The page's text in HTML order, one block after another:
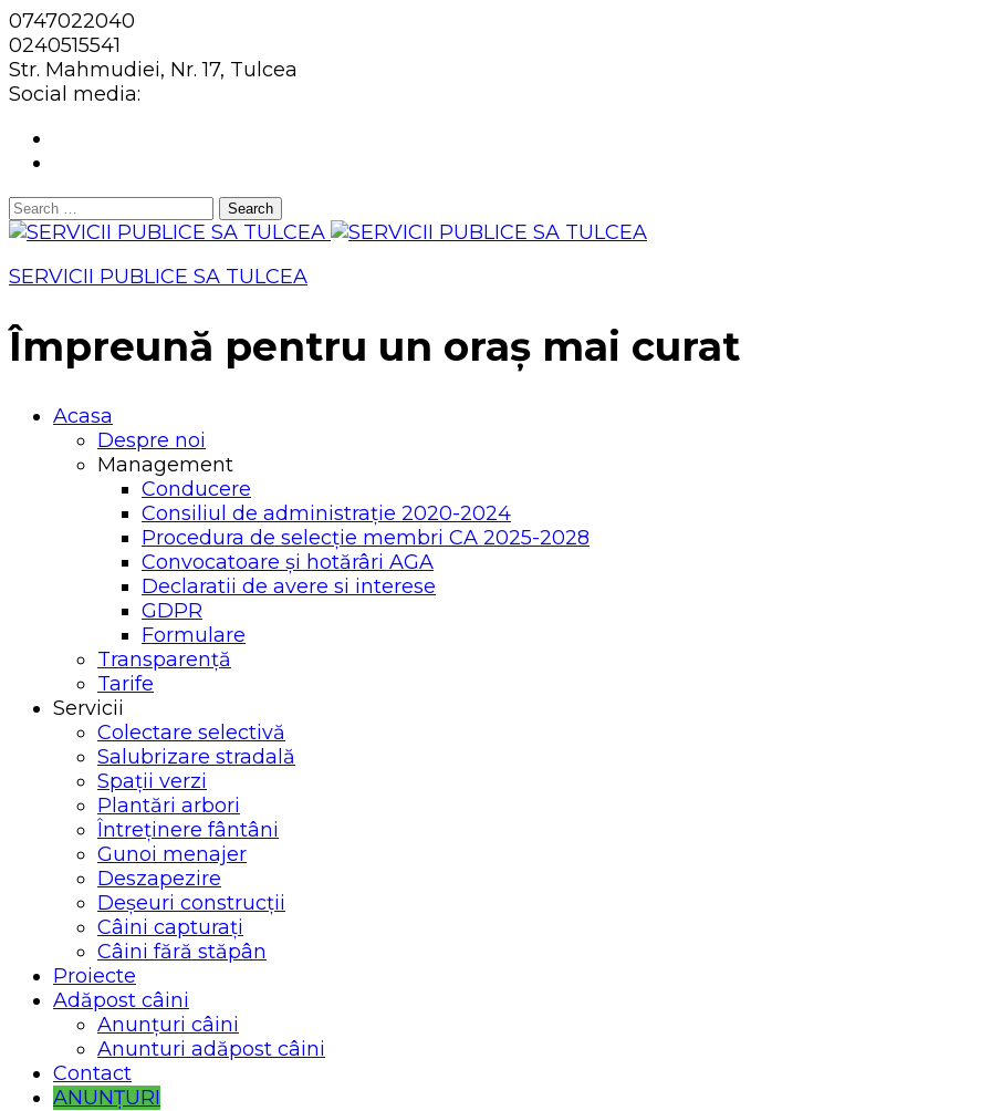
0747022040
0240515541
Str. Mahmudiei, Nr. 17, Tulcea
Social media:
Search
for:
SERVICII PUBLICE SA TULCEA
Împreună pentru un oraș mai curat
Acasa
Despre noi
Management
Conducere
Consiliul de administrație 2020-2024
Procedura de selecție membri CA 2025-2028
Convocatoare și hotărâri AGA
Declaratii de avere si interese
GDPR
Formulare
Transparență
Tarife
Servicii
Colectare selectivă
Salubrizare stradală
Spații verzi
Plantări arbori
Întreținere fântâni
Gunoi menajer
Deszapezire
Deșeuri construcții
Câini capturați
Câini fără stăpân
Proiecte
Adăpost câini
Anunțuri câini
Anunturi adăpost câini
Contact
ANUNȚURI